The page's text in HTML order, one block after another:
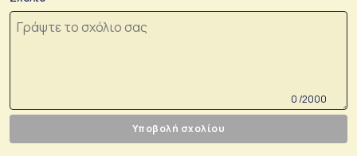
0 /2000
Υποβολή σχολίου